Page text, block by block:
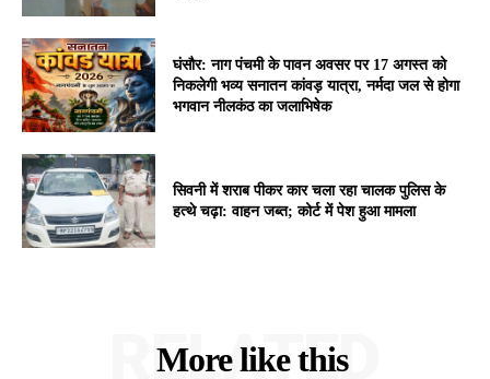
घंसौर: नाग पंचमी के पावन अवसर पर 17 अगस्त को
निकलेगी भव्य सनातन कांवड़ यात्रा, नर्मदा जल से होगा
भगवान नीलकंठ का जलाभिषेक
सिवनी में शराब पीकर कार चला रहा चालक पुलिस के
हत्थे चढ़ा: वाहन जब्त; कोर्ट में पेश हुआ मामला
More like this
RELATED